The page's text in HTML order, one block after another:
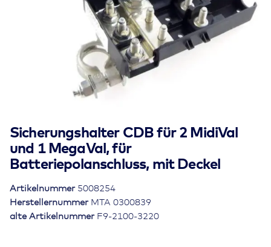
Sicherungshalter CDB für 2 MidiVal
und 1 MegaVal, für
Batteriepolanschluss, mit Deckel
alte Artikelnummer F9-2100-3220
Herstellernummer MTA 0300839
Artikelnummer 5008254